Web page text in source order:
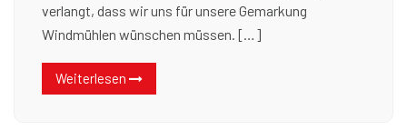
verlangt, dass wir uns für unsere Gemarkung
Windmühlen wünschen müssen. […]
Weiterlesen